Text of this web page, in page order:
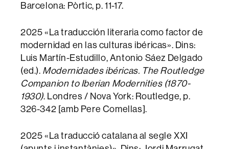
Barcelona: Pòrtic, p. 11-17.
2025 «La traducción literaria como factor de
modernidad en las culturas ibéricas». Dins:
Luis Martín-Estudillo, Antonio Sáez Delgado
(ed.). Modernidades ibéricas. The Routledge
Companion to Iberian Modernities (1870-
1930). Londres / Nova York: Routledge, p.
326-342 [amb Pere Comellas].
2025 «La traducció catalana al segle XXI